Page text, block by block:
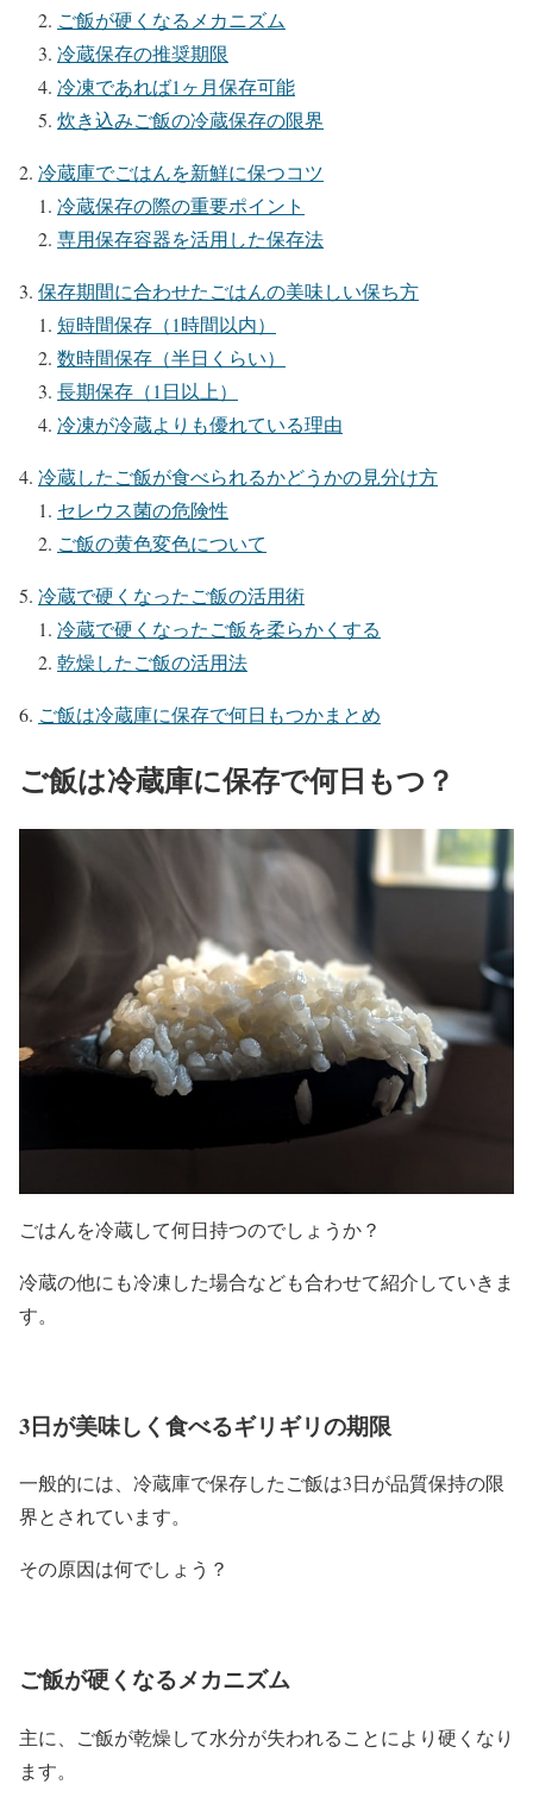
ご飯が硬くなるメカニズム
冷蔵保存の推奨期限
冷凍であれば1ヶ月保存可能
炊き込みご飯の冷蔵保存の限界
冷蔵庫でごはんを新鮮に保つコツ
冷蔵保存の際の重要ポイント
専用保存容器を活用した保存法
保存期間に合わせたごはんの美味しい保ち方
短時間保存（1時間以内）
数時間保存（半日くらい）
長期保存（1日以上）
冷凍が冷蔵よりも優れている理由
冷蔵したご飯が食べられるかどうかの見分け方
セレウス菌の危険性
ご飯の黄色変色について
冷蔵で硬くなったご飯の活用術
冷蔵で硬くなったご飯を柔らかくする
乾燥したご飯の活用法
ご飯は冷蔵庫に保存で何日もつかまとめ
ご飯は冷蔵庫に保存で何日もつ？
ごはんを冷蔵して何日持つのでしょうか？
冷蔵の他にも冷凍した場合なども合わせて紹介していきま
す。
3日が美味しく食べるギリギリの期限
一般的には、冷蔵庫で保存したご飯は3日が品質保持の限
界とされています。
その原因は何でしょう？
ご飯が硬くなるメカニズム
主に、ご飯が乾燥して水分が失われることにより硬くなり
ます。